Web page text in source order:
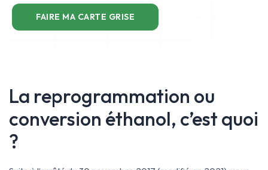
FAIRE MA CARTE GRISE
La reprogrammation ou
conversion éthanol, c’est quoi
?